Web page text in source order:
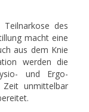
des
macht eine
aus dem Knie
werden die
und Ergo-
unmittelbar